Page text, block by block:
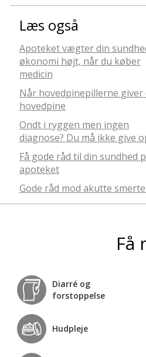
Læs også
Apoteket vægter din
økonomi højt, når du køber
medicin
Når hovedpinepillerne giver
hovedpine
Ondt i ryggen men ingen
diagnose? Du må ikke give
Få gode råd til din sundhed
apoteket
Gode råd mod akutte
Få
Diarré og
forstoppelse
Hudpleje